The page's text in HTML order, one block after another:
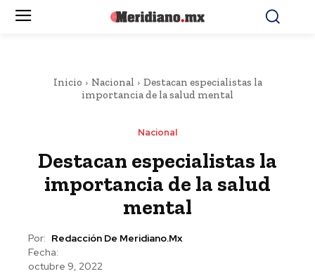
Inicio Nacional
Destacan especialistas la
importancia de la salud mental
Nacional
Destacan especialistas la
importancia de la salud
mental
Por: Redacción De Meridiano.mx
Fecha:
octubre 9, 2022